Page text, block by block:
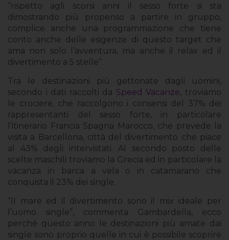
“rispetto agli scorsi anni il sesso forte si sta
dimostrando più propenso a partire in gruppo,
complice anche una programmazione che tiene
conto anche delle esigenze di questo target che
ama non solo l’avventura, ma anche il relax ed il
divertimento a 5 stelle”.
Tra le destinazioni più gettonate dagli uomini,
secondo i dati raccolti da Speed Vacanze, troviamo
le crociere, che raccolgono i consensi del 37% dei
rappresentanti del sesso forte, in particolare
l’itinerario Francia Spagna Marocco, che prevede la
visita a Barcellona, città del divertimento che piace
al 43% degli intervistati. Al secondo posto delle
scelte maschili troviamo la Grecia ed in particolare la
vacanza in barca a vela o in catamarano che
conquista il 23% dei single.
“Il mare ed il divertimento sono il mix ideale per
l’uomo single”, commenta Gambardella, ecco
perché questo anno le destinazioni più amate dai
single sono proprio quelle in cui è possibile scoprire